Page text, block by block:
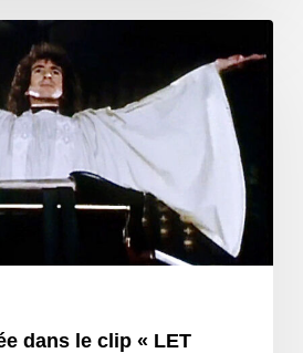
dans le clip « LET